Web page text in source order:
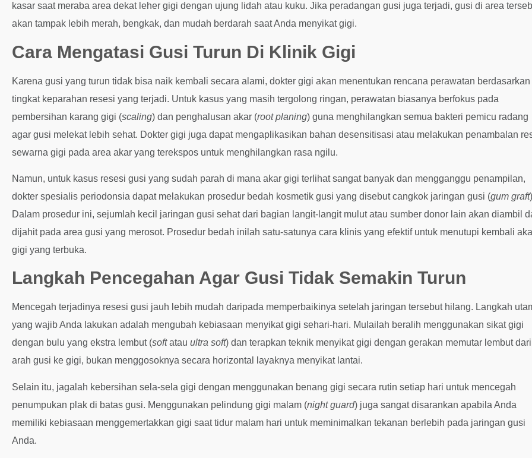
kasar saat meraba area dekat leher gigi dengan ujung lidah atau kuku. Jika peradangan gusi juga terjadi, gusi di area
akan tampak lebih merah, bengkak, dan mudah berdarah saat Anda menyikat gigi.
Cara Mengatasi Gusi Turun Di Klinik Gigi
Karena gusi yang turun tidak bisa naik kembali secara alami, dokter gigi akan menentukan rencana perawatan berdasarkan
tingkat keparahan resesi yang terjadi. Untuk kasus yang masih tergolong ringan, perawatan biasanya berfokus pada
pembersihan karang gigi (scaling) dan penghalusan akar (root planing) guna menghilangkan semua bakteri pemicu radang
agar gusi melekat lebih sehat. Dokter gigi juga dapat mengaplikasikan bahan desensitisasi atau melakukan penambalan
sewarna gigi pada area akar yang terekspos untuk menghilangkan rasa ngilu.
Namun, untuk kasus resesi gusi yang sudah parah di mana akar gigi terlihat sangat banyak dan mengganggu penampilan,
dokter spesialis periodonsia dapat melakukan prosedur bedah kosmetik gusi yang disebut cangkok jaringan gusi (gum graft
Dalam prosedur ini, sejumlah kecil jaringan gusi sehat dari bagian langit-langit mulut atau sumber donor lain akan diambil
dijahit pada area gusi yang merosot. Prosedur bedah inilah satu-satunya cara klinis yang efektif untuk menutupi kembali
gigi yang terbuka.
Langkah Pencegahan Agar Gusi Tidak Semakin Turun
Mencegah terjadinya resesi gusi jauh lebih mudah daripada memperbaikinya setelah jaringan tersebut hilang. Langkah
yang wajib Anda lakukan adalah mengubah kebiasaan menyikat gigi sehari-hari. Mulailah beralih menggunakan sikat gigi
dengan bulu yang ekstra lembut (softatau ultra soft) dan terapkan teknik menyikat gigi dengan gerakan memutar lembut dari
arah gusi ke gigi, bukan menggosoknya secara horizontal layaknya menyikat lantai.
Selain itu, jagalah kebersihan sela-sela gigi dengan menggunakan benang gigi secara rutin setiap hari untuk mencegah
penumpukan plak di batas gusi. Menggunakan pelindung gigi malam (night guard) juga sangat disarankan apabila Anda
memiliki kebiasaan menggemertakkan gigi saat tidur malam hari untuk meminimalkan tekanan berlebih pada jaringan gusi
Anda.